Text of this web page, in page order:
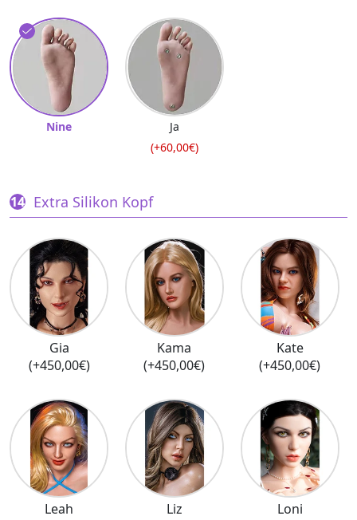
Nine
Ja
(+60,00€)
Extra Silikon Kopf
Gia
(+450,00€)
Kama
(+450,00€)
Kate
(+450,00€)
Leah
Liz
Loni